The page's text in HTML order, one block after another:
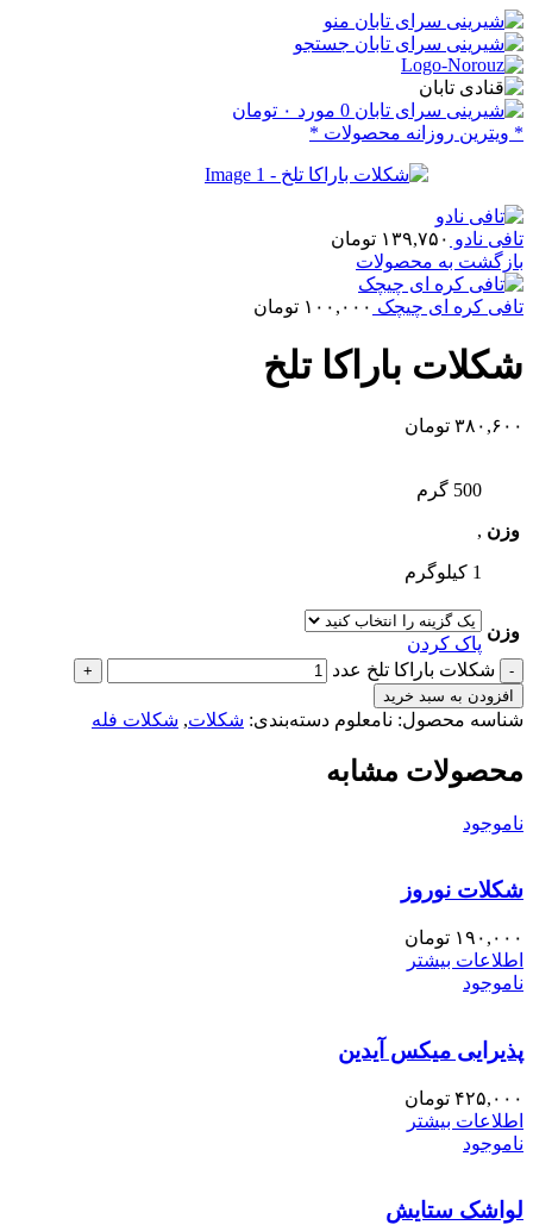
منو
جستجو
0 مورد ۰ تومان
* ویترین روزانه محصولات *
تافی نادو ۱۳۹,۷۵۰ تومان
بازگشت به محصولات
تافی کره ای چیچک ۱۰۰,۰۰۰ تومان
شکلات باراکا تلخ
۳۸۰,۶۰۰ تومان
وزن
500 گرم
,
1 کیلوگرم
وزن
پاک کردن
شکلات باراکا تلخ عدد
افزودن به سبد خرید
شناسه محصول: نامعلوم دسته‌بندی: شکلات, شکلات فله
محصولات مشابه
ناموجود
شکلات نوروز
۱۹۰,۰۰۰ تومان
اطلاعات بیشتر
ناموجود
پذیرایی میکس آیدین
۴۲۵,۰۰۰ تومان
اطلاعات بیشتر
ناموجود
لواشک ستایش